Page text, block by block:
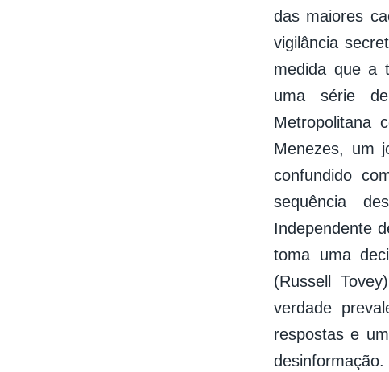
das maiores
vigilância
medida que a
uma série
Metropolitana
Menezes, um
confundido
sequência
Independente
toma uma
(Russell
verdade
respostas e
desinformação.